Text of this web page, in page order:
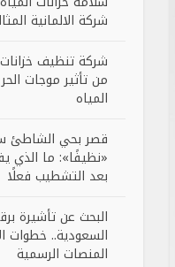
شركة الالمانية
شركة تنظيف خزانات
من تأثير موجات
المياه
قصر بحي الشاطئ
«نظيفًا»: ما الذي
بعد التشطيب فعلًا
البحث عن تأشيرة
السعودية.. خطوات
المنصات الرسمية